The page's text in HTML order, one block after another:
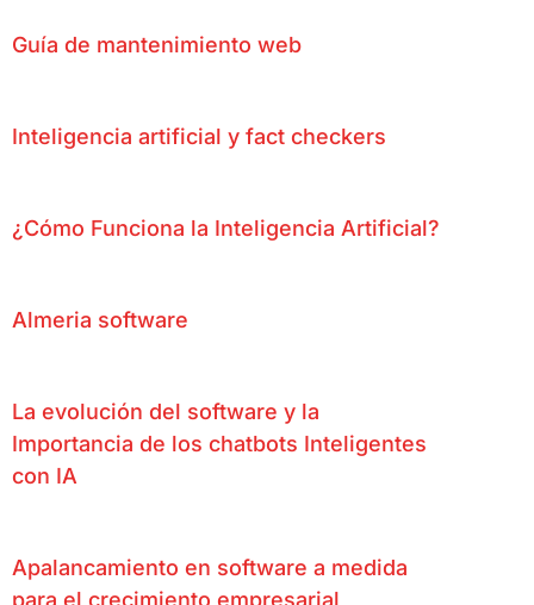
Guía de mantenimiento web
Inteligencia artificial y fact checkers
¿Cómo Funciona la Inteligencia Artificial?
Almeria software
La evolución del software y la
Importancia de los chatbots Inteligentes
con IA
Apalancamiento en software a medida
para el crecimiento empresarial